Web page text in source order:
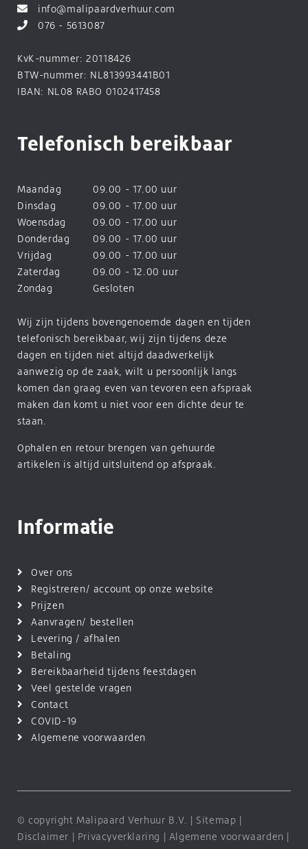
info@malipaardverhuur.com
076 - 5613087
KvK-nummer: 20118426
BTW-nummer: NL813993441B01
IBAN: NL08 RABO 0102417458
Telefonisch bereikbaar
Maandag
09.00 - 17.00 uur
Dinsdag
09.00 - 17.00 uur
Woensdag
09.00 - 17.00 uur
Donderdag
09.00 - 17.00 uur
Vrijdag
09.00 - 17.00 uur
Zaterdag
09.00 - 12.00 uur
Zondag
Gesloten
Wij zijn tijdens bovengenoemde dagen en tijden
telefonisch bereikbaar, wij zijn tijdens deze
dagen en tijden niet altijd daadwerkelijk
aanwezig op de zaak, wilt u persoonlijk langs
komen dan graag even van tevoren een afspraak
maken dan komt u niet voor een dichte deur te
staan.
Ophalen en retour brengen van gehuurde
artikelen is altijd uitsluitend op afspraak.
Informatie
Over ons
Registreren/ account op onze website
Prijzen
Aanvragen/ bestellen
Levering / afhalen
Betaling
Bereikbaarheid tijdens feestdagen
Veel gestelde vragen
Contact
COVID-19
Algemene voorwaarden
© copyright Malipaard Verhuur B.V. | Sitemap |
Disclaimer | Privacyverklaring | Algemene voorwaarden |